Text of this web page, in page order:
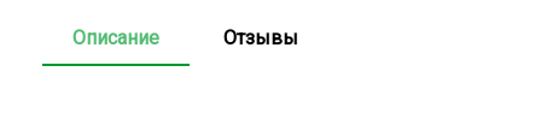
Описание Отзывы